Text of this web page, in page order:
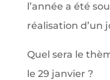
l’année a été
réalisation d’un
Quel sera le
le 29 janvier ?